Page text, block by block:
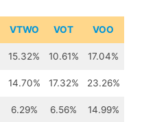
VTWO VOT VOO
15.32% 10.61% 17.04%
14.70% 17.32% 23.26%
6.29% 6.56% 14.99%